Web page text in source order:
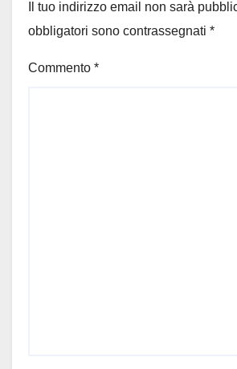
Il tuo indirizzo email non sarà
obbligatori sono contrassegnati *
Commento *